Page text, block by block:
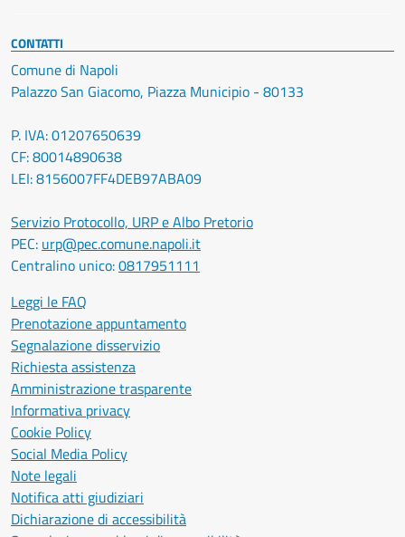
CONTATTI
Comune di Napoli
Palazzo San Giacomo, Piazza Municipio - 80133
P. IVA: 01207650639
CF: 80014890638
LEI: 8156007FF4DEB97ABA09
Servizio Protocollo, URP e Albo Pretorio
PEC: urp@pec.comune.napoli.it
Centralino unico:0817951111
Leggi le FAQ
Prenotazione appuntamento
Segnalazione disservizio
Richiesta assistenza
Amministrazione trasparente
Informativa privacy
Cookie Policy
Social Media Policy
Note legali
Notifica atti giudiziari
Dichiarazione di accessibilità